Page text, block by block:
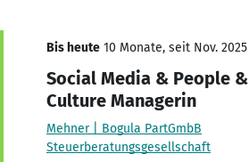
Bis heute 10 Monate, seit Nov. 2025
Social Media & People &
Culture Managerin
Mehner | Bogula PartGmbB
Steuerberatungsgesellschaft